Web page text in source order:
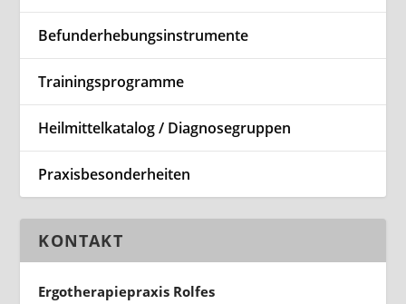
Befunderhebungsinstrumente
Trainingsprogramme
Heilmittelkatalog / Diagnosegruppen
Praxisbesonderheiten
KONTAKT
Ergotherapiepraxis Rolfes